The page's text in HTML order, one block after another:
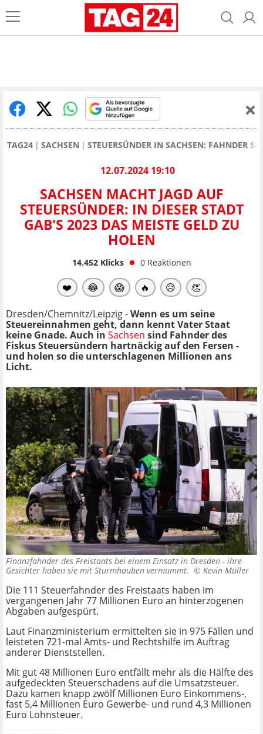
TAG24 SACHSEN STEUERSÜNDER IN SACHSEN: FAHNDER
12.07.2024 19:10
SACHSEN MACHT JAGD AUF
STEUERSÜNDER: IN DIESER STADT
GAB'S 2023 DAS MEISTE GELD ZU
HOLEN
14.452Klicks 0 Reaktionen
❤️ 😂 😱 🔥 😥 👏
Dresden/Chemnitz/Leipzig -Wenn es um seine
Steuereinnahmen geht, dann kennt Vater Staat
keine Gnade. Auch in Sachsen sind Fahnder des
Fiskus Steuersündern hartnäckig auf den Fersen -
und holen so die unterschlagenen Millionen ans
Licht.
Finanzfahnder des Freistaats bei einem Einsatz in Dresden - ihre
Gesichter haben sie mit Sturmhauben vermummt. © Kevin Müller
Die 111 Steuerfahnder des Freistaats haben im
vergangenen Jahr 77 Millionen Euro an hinterzogenen
Abgaben aufgespürt.
Laut Finanzministerium ermittelten sie in 975 Fällen und
leisteten 721-mal Amts- und Rechtshilfe im Auftrag
anderer Dienststellen.
Mit gut 48 Millionen Euro entfällt mehr als die Hälfte des
aufgedeckten Steuerschadens auf die Umsatzsteuer.
Dazu kamen knapp zwölf Millionen Euro Einkommens-,
fast 5,4 Millionen Euro Gewerbe- und rund 4,3 Millionen
Euro Lohnsteuer.